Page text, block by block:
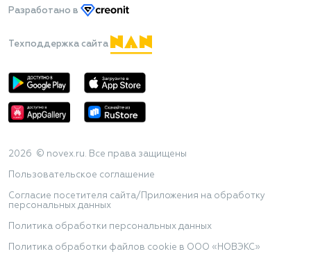
Разработано в
Техподдержка сайта
2026 © novex.ru. Все права защищены
Пользовательское соглашение
Согласие посетителя сайта/Приложения на обработку
персональных данных
Политика обработки персональных данных
Политика обработки файлов cookie в ООО «НОВЭКС»